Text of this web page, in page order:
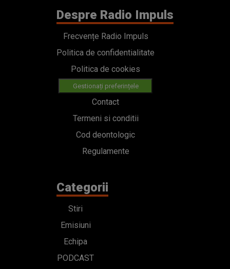
Despre Radio Impuls
Frecvențe Radio Impuls
Politica de confidentialitate
Politica de cookies
Gestionați preferințele
Contact
Termeni si conditii
Cod deontologic
Regulamente
Categorii
Stiri
Emisiuni
Echipa
PODCAST